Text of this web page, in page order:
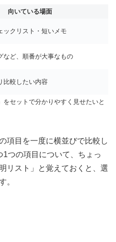
向いている場面
ックリスト・短いメモ
など、順番が大事なもの
比較したい内容
をセットで分かりやすく見せたいと
項目を一度に横並びで比較し
つの項目について、ちょっ
リスト」と覚えておくと、選
。